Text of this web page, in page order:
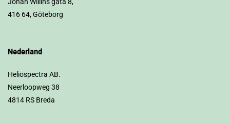
Johan Willins gata 8,
416 64, Göteborg
Nederland
Heliospectra AB.
Neerloopweg 38
4814 RS Breda